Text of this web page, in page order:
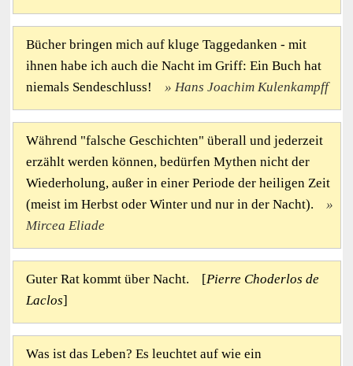
Bücher bringen mich auf kluge Taggedanken - mit
ihnen habe ich auch die Nacht im Griff: Ein Buch hat
niemals Sendeschluss!
Hans Joachim Kulenkampff
Während "falsche Geschichten" überall und jederzeit
erzählt werden können, bedürfen Mythen nicht der
Wiederholung, außer in einer Periode der heiligen Zeit
(meist im Herbst oder Winter und nur in der Nacht).
Mircea Eliade
Guter Rat kommt über Nacht. [Pierre Choderlos de
Laclos]
Was ist das Leben? Es leuchtet auf wie ein